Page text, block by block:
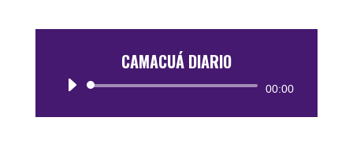
CAMACUÁ DIARIO
Reproductor
00:00